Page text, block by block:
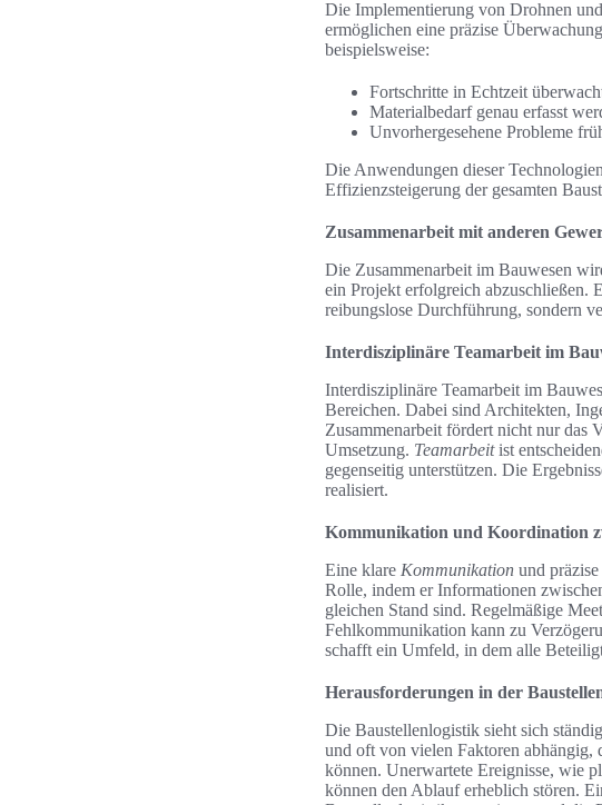
Die Implementierung von Drohnen
ermöglichen eine präzise
beispielsweise:
Fortschritte in Echtzeit
Materialbedarf genau erfasst
Unvorhergesehene Probleme
Die Anwendungen dieser
Effizienzsteigerung der gesamten
Zusammenarbeit mit anderen
Die Zusammenarbeit im Bauwesen
ein Projekt erfolgreich abzuschließen.
reibungslose Durchführung, sondern
Interdisziplinäre Teamarbeit im
Interdisziplinäre Teamarbeit im
Bereichen. Dabei sind Architekten,
Zusammenarbeit fördert nicht nur das
Umsetzung. Teamarbeitist
gegenseitig unterstützen. Die
realisiert.
Kommunikation und Koordination
Eine klare Kommunikation und
Rolle, indem er Informationen
gleichen Stand sind. Regelmäßige
Fehlkommunikation kann zu
schafft ein Umfeld, in dem alle
Herausforderungen in der
Die Baustellenlogistik sieht sich
und oft von vielen Faktoren
können. Unerwartete Ereignisse, wie
können den Ablauf erheblich stören.